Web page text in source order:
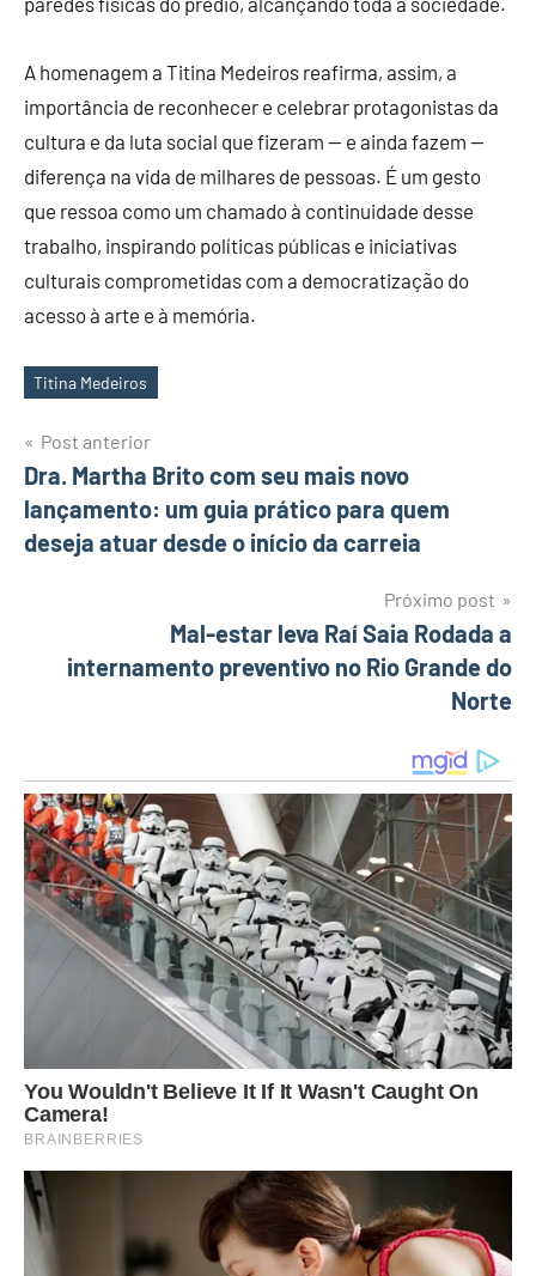
A homenagem a Titina Medeiros reafirma, assim, a
importância de reconhecer e celebrar protagonistas da
cultura e da luta social que fizeram — e ainda fazem —
diferença na vida de milhares de pessoas. É um gesto
que ressoa como um chamado à continuidade desse
trabalho, inspirando políticas públicas e iniciativas
culturais comprometidas com a democratização do
acesso à arte e à memória.
Tags
Titina Medeiros
Navegação
de
Post anterior
Dra. Martha Brito com seu mais novo
lançamento: um guia prático para quem
deseja atuar desde o início da carreia
Próximo post
Mal-estar leva Raí Saia Rodada a
internamento preventivo no Rio Grande do
Norte